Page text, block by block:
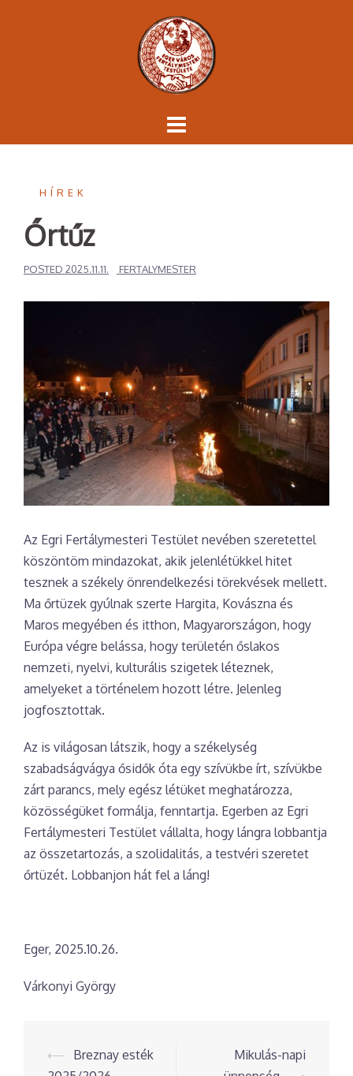
HÍREK
Őrtűz
POSTED 2025.11.11. FERTALYMESTER
Az Egri Fertálymesteri Testület nevében szeretettel
köszöntöm mindazokat, akik jelenlétükkel hitet
tesznek a székely önrendelkezési törekvések mellett.
Ma őrtüzek gyúlnak szerte Hargita, Kovászna és
Maros megyében és itthon, Magyarországon, hogy
Európa végre belássa, hogy területén őslakos
nemzeti, nyelvi, kulturális szigetek léteznek,
amelyeket a történelem hozott létre. Jelenleg
jogfosztottak.
Az is világosan látszik, hogy a székelység
szabadságvágya ősidők óta egy szívükbe írt, szívükbe
zárt parancs, mely egész létüket meghatározza,
közösségüket formálja, fenntartja. Egerben az Egri
Fertálymesteri Testület vállalta, hogy lángra lobbantja
az összetartozás, a szolidalitás, a testvéri szeretet
őrtüzét. Lobbanjon hát fel a láng!
Eger, 2025.10.26.
Várkonyi György
Post
⟵ Breznay esték
Mikulás-napi